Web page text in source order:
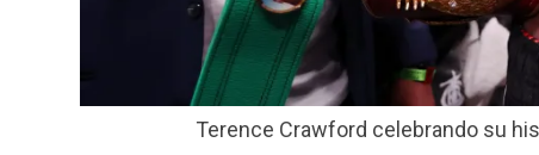
Terence Crawford celebrando su